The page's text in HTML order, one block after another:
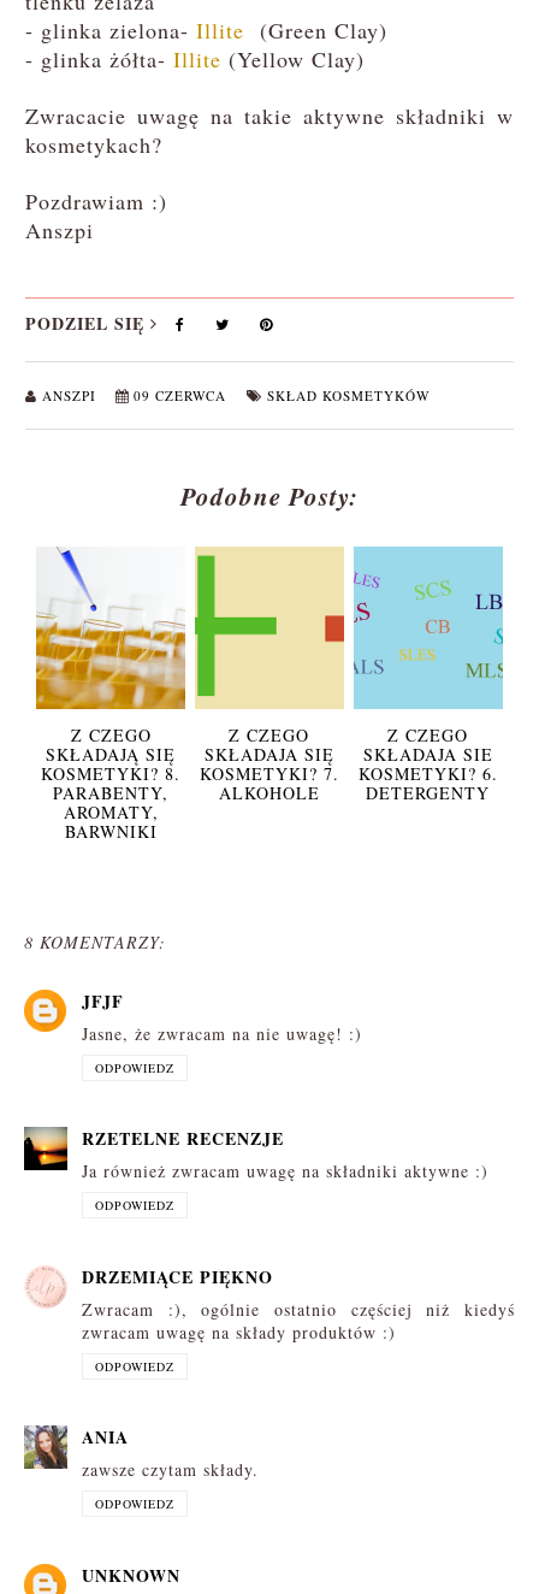
- glinka zielona- Illite (Green Clay)
- glinka żółta- Illite (Yellow Clay)
Zwracacie uwagę na takie aktywne składniki w
kosmetykach?
Pozdrawiam :)
Anszpi
PODZIEL SIĘ
ANSZPI 09 CZERWCA SKŁAD KOSMETYKÓW
Podobne Posty:
Z CZEGO
SKŁADAJĄ SIĘ
KOSMETYKI? 8.
PARABENTY,
AROMATY,
BARWNIKI
Z CZEGO
SKŁADAJA SIĘ
KOSMETYKI? 7.
ALKOHOLE
Z CZEGO
SKŁADAJA SIE
KOSMETYKI? 6.
DETERGENTY
8 KOMENTARZY:
JFJF
Jasne, że zwracam na nie uwagę! :)
ODPOWIEDZ
RZETELNE RECENZJE
Ja również zwracam uwagę na składniki aktywne :)
ODPOWIEDZ
DRZEMIĄCE PIĘKNO
Zwracam :), ogólnie ostatnio częściej niż kiedyś
zwracam uwagę na składy produktów :)
ODPOWIEDZ
ANIA
zawsze czytam składy.
ODPOWIEDZ
UNKNOWN